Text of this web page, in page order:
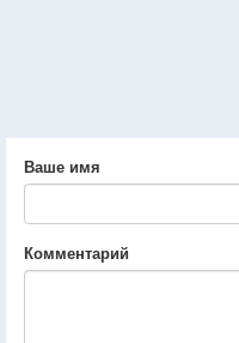
Ваше имя
Комментарий